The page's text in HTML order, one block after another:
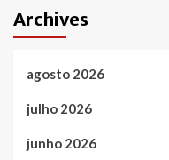
Archives
agosto 2026
julho 2026
junho 2026